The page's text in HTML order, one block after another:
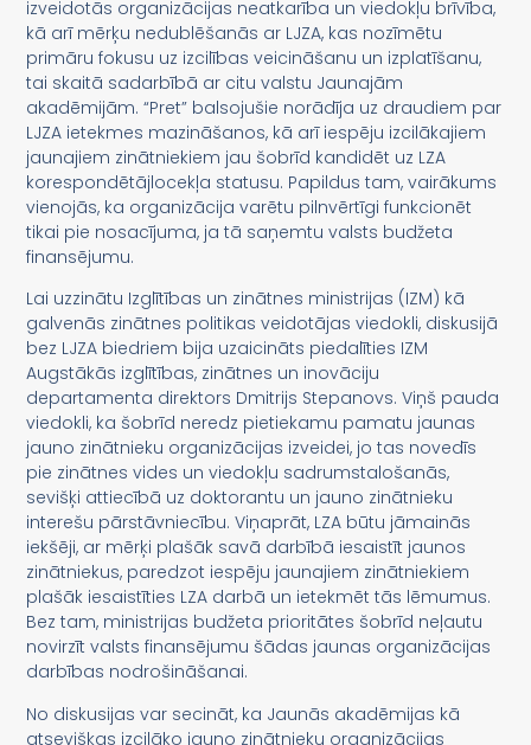
izveidotās organizācijas neatkarība un viedokļu brīvība,
kā arī mērķu nedublēšanās ar LJZA, kas nozīmētu
primāru fokusu uz izcilības veicināšanu un izplatīšanu,
tai skaitā sadarbībā ar citu valstu Jaunajām
akadēmijām. “Pret” balsojušie norādīja uz draudiem par
LJZA ietekmes mazināšanos, kā arī iespēju izcilākajiem
jaunajiem zinātniekiem jau šobrīd kandidēt uz LZA
korespondētājlocekļa statusu. Papildus tam, vairākums
vienojās, ka organizācija varētu pilnvērtīgi funkcionēt
tikai pie nosacījuma, ja tā saņemtu valsts budžeta
finansējumu.
Lai uzzinātu Izglītības un zinātnes ministrijas (IZM) kā
galvenās zinātnes politikas veidotājas viedokli, diskusijā
bez LJZA biedriem bija uzaicināts piedalīties IZM
Augstākās izglītības, zinātnes un inovāciju
departamenta direktors Dmitrijs Stepanovs. Viņš pauda
viedokli, ka šobrīd neredz pietiekamu pamatu jaunas
jauno zinātnieku organizācijas izveidei, jo tas novedīs
pie zinātnes vides un viedokļu sadrumstalošanās,
sevišķi attiecībā uz doktorantu un jauno zinātnieku
interešu pārstāvniecību. Viņaprāt, LZA būtu jāmainās
iekšēji, ar mērķi plašāk savā darbībā iesaistīt jaunos
zinātniekus, paredzot iespēju jaunajiem zinātniekiem
plašāk iesaistīties LZA darbā un ietekmēt tās lēmumus.
Bez tam, ministrijas budžeta prioritātes šobrīd neļautu
novirzīt valsts finansējumu šādas jaunas organizācijas
darbības nodrošināšanai.
No diskusijas var secināt, ka Jaunās akadēmijas kā
atsevišķas izcilāko jauno zinātnieku organizācijas